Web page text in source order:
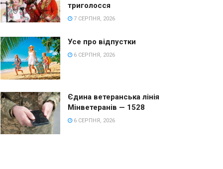
триголосся
7 СЕРПНЯ, 2026
Усе про відпустки
6 СЕРПНЯ, 2026
Єдина ветеранська лінія
Мінветеранів — 1528
6 СЕРПНЯ, 2026